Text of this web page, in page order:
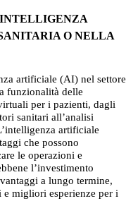
O NELLA
artificiale (AI) nel settore
funzionalità delle
per i pazienti, dagli
sanitari all’analisi
artificiale
che possono
le operazioni e
l’investimento
a lungo termine,
migliori esperienze per i